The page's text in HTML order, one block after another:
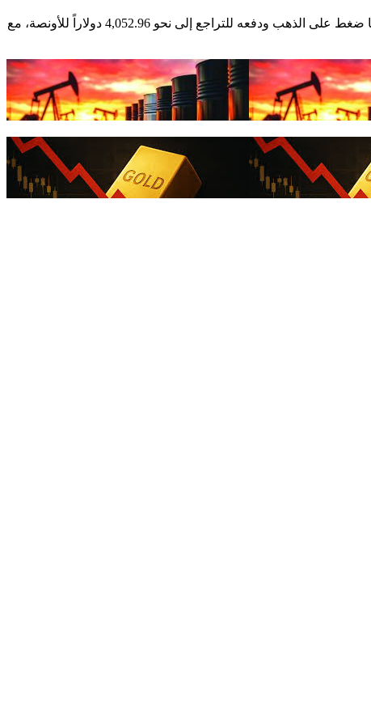
تسعير الأسواق لاحتمال رفع واحد للفائدة هذا العام، مع توقع BofA لثلاث رفعات، دعم قوة الدولار الذي بقي قرب أعلى مستوى في عام، ما ضغط على الذهب ودفعه للتراجع إلى نحو 4,052.96 دولاراً للأونصة، مع